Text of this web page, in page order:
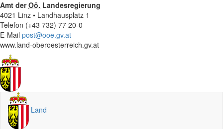
Amt derOö. Landesregierung
4021 Linz • Landhausplatz 1
Telefon (+43 732) 77 20-0
E-Mail post@ooe.gv.at
www.land-oberoesterreich.gv.at
Land